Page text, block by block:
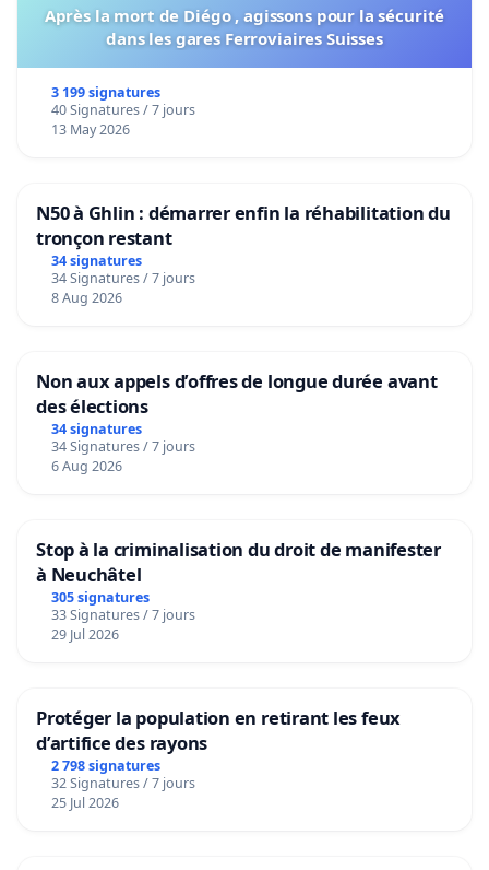
Après la mort de Diégo , agissons pour la sécurité
dans les gares Ferroviaires Suisses
3 199 signatures
40 Signatures / 7 jours
13 May 2026
N50 à Ghlin : démarrer enfin la réhabilitation du
tronçon restant
34 signatures
34 Signatures / 7 jours
8 Aug 2026
Non aux appels d’offres de longue durée avant
des élections
34 signatures
34 Signatures / 7 jours
6 Aug 2026
Stop à la criminalisation du droit de manifester
à Neuchâtel
305 signatures
33 Signatures / 7 jours
29 Jul 2026
Protéger la population en retirant les feux
d’artifice des rayons
2 798 signatures
32 Signatures / 7 jours
25 Jul 2026